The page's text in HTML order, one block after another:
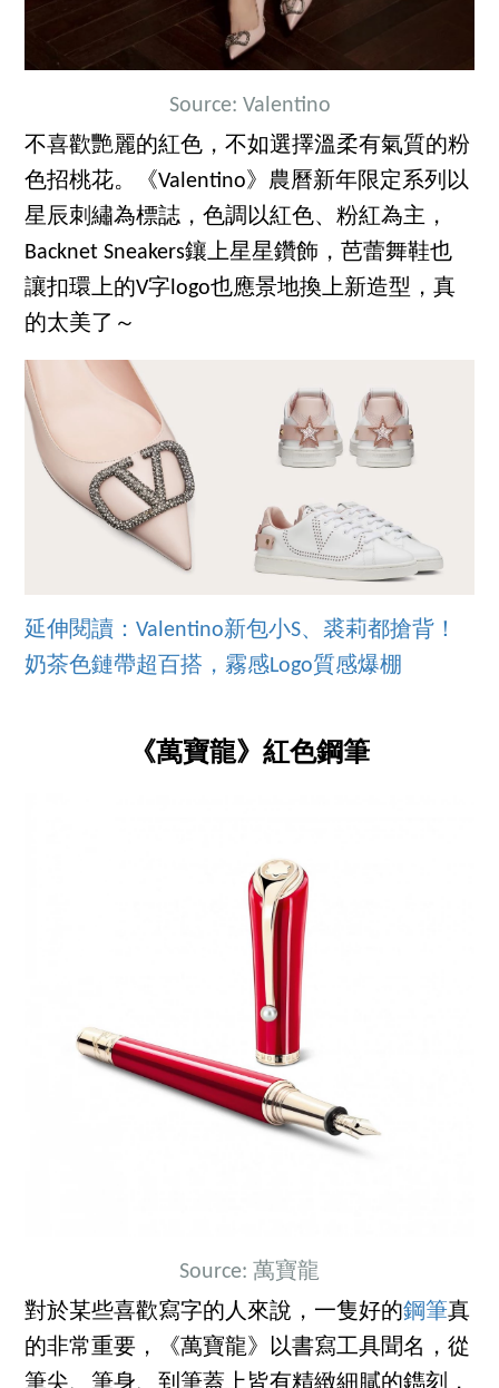
Source: Valentino
不喜歡艷麗的紅色，不如選擇溫柔有氣質的粉
色招桃花。《Valentino》農曆新年限定系列以
星辰刺繡為標誌，色調以紅色、粉紅為主，
Backnet Sneakers鑲上星星鑽飾，芭蕾舞鞋也
讓扣環上的V字logo也應景地換上新造型，真
的太美了～
延伸閱讀：Valentino新包小S、裘莉都搶背！
奶茶色鏈帶超百搭，霧感Logo質感爆棚
《萬寶龍》紅色鋼筆
Source: 萬寶龍
對於某些喜歡寫字的人來說，一隻好的鋼筆真
的非常重要，《萬寶龍》以書寫工具聞名，從
筆尖、筆身、到筆蓋上皆有精緻細膩的鐫刻，